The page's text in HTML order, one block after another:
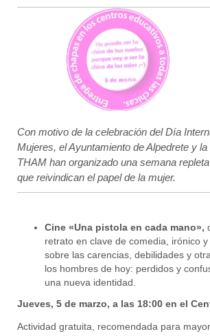
Con motivo de la celebración del Día
Mujeres, el Ayuntamiento de Alpedrete y
THAM han organizado una semana
que reivindican el papel de la mujer.
Cine «Una pistola en cada mano»,
retrato en clave de comedia, irónico
sobre las carencias, debilidades y
los hombres de hoy: perdidos y
una nueva identidad.
Jueves, 5 de marzo, a las 18:00 en el
Actividad gratuita, recomendada para